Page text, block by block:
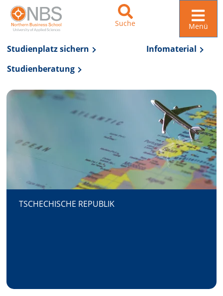
Zur Navigation springen
Zum Inhalt springen
Suche Menü
Studienplatz sichern
Infomaterial
Studienberatung
TSCHECHISCHE REPUBLIK